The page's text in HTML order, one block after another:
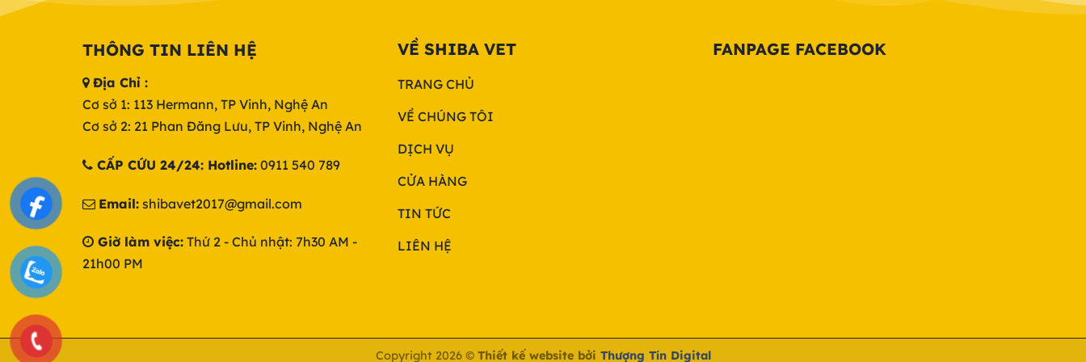
THÔNG TIN LIÊN HỆ
Địa Chỉ :
Cơ sở 1: 113 Hermann, TP Vinh, Nghệ An
Cơ sở 2: 21 Phan Đăng Lưu, TP Vinh, Nghệ An
CẤP CỨU 24/24: Hotline: 0911 540 789
Email: shibavet2017@gmail.com
Giờ làm việc: Thứ 2 - Chủ nhật: 7h30 AM -
21h00 PM
VỀ SHIBA VET
TRANG CHỦ
VỀ CHÚNG TÔI
DỊCH VỤ
CỬA HÀNG
TIN TỨC
LIÊN HỆ
FANPAGE FACEBOOK
Copyright 2026 © Thiết kế website bởi Thượng Tín Digital